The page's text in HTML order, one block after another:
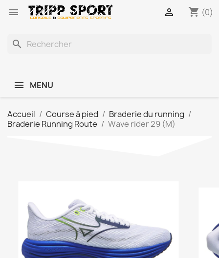
 shopping_cart (0)

search
MENU
Accueil Course à pied
Braderie du running
Braderie Running Route
Wave rider 29 (M)